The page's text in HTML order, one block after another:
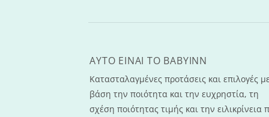
AYTO EINAI TO ΒΑΒΥΙΝΝ
Κατασταλαγμένες προτάσεις και επιλογές με
βάση την ποιότητα και την ευχρηστία, τη
σχέση ποιότητας τιμής και την ειλικρίνεια